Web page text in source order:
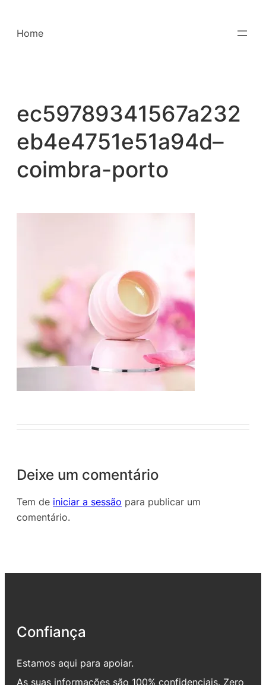
para
Home
ec59789341567a232
eb4e4751e51a94d–
coimbra-porto
Deixe um comentário
Tem de iniciar a sessão para publicar um
comentário.
Confiança
Estamos aqui para apoiar.
As suas informações são 100% confidenciais. Zero